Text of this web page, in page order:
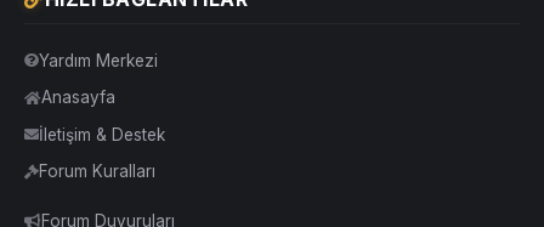
Yardım Merkezi
Anasayfa
İletişim & Destek
Forum Kuralları
Forum Duyuruları